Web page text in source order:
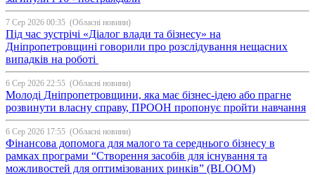
7 Сер 2026 00:35 (Обласні новини)
Під час зустрічі «Діалог влади та бізнесу» на
Дніпропетровщині говорили про розслідування нещасних
випадків на роботі
6 Сер 2026 22:55 (Обласні новини)
Молоді Дніпропетровщини, яка має бізнес-ідею або прагне
розвинути власну справу, ПРООН пропонує пройти навчання
6 Сер 2026 17:55 (Обласні новини)
Фінансова допомога для малого та середнього бізнесу в
рамках програми “Створення засобів для існування та
можливостей для оптимізованих ринків” (BLOOM)